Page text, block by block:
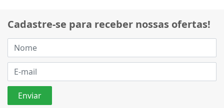
Cadastre-se para receber nossas ofertas!